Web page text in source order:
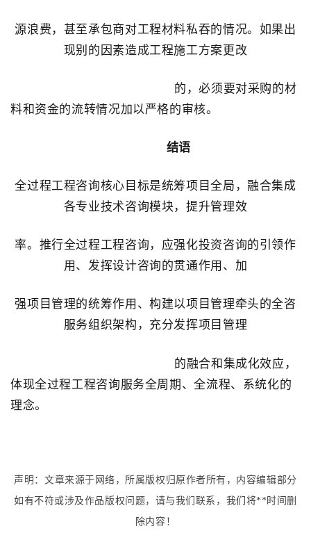
源浪费，甚至承包商对工程材料私吞的情况。如果出
现别的因素造成工程施工方案更改
的，必须要对采购的材
料和资金的流转情况加以严格的审核。
结语
全过程工程咨询核心目标是统筹项目全局，融合集成
各专业技术咨询模块，提升管理效
率。推行全过程工程咨询，应强化投资咨询的引领作
用、发挥设计咨询的贯通作用、加
强项目管理的统筹作用、构建以项目管理牵头的全咨
服务组织架构，充分发挥项目管理
的融合和集成化效应，
体现全过程工程咨询服务全周期、全流程、系统化的
理念。
声明：文章来源于网络，所属版权归原作者所有，内容编辑部分
如有不符或涉及作品版权问题，请与我们联系，我们将**时间删
除内容！